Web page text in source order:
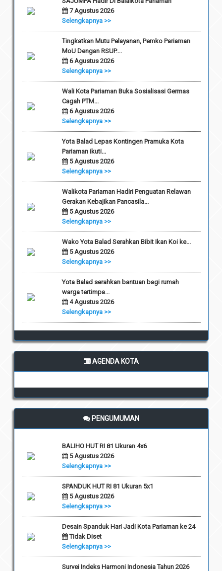
7 Agustus 2026
Selengkapnya >>
Tingkatkan Mutu Pelayanan, Pemko Pariaman
MoU Dengan RSUP....
6 Agustus 2026
Selengkapnya >>
Wali Kota Pariaman Buka Sosialisasi Germas
Cagah PTM...
6 Agustus 2026
Selengkapnya >>
Yota Balad Lepas Kontingen Pramuka Kota
Pariaman ikuti...
5 Agustus 2026
Selengkapnya >>
Walikota Pariaman Hadiri Penguatan Relawan
Gerakan Kebajikan Pancasila...
5 Agustus 2026
Selengkapnya >>
Wako Yota Balad Serahkan Bibit Ikan Koi ke...
5 Agustus 2026
Selengkapnya >>
Yota Balad serahkan bantuan bagi rumah
warga tertimpa...
4 Agustus 2026
Selengkapnya >>
AGENDA KOTA
PENGUMUMAN
BALIHO HUT RI 81 Ukuran 4x6
5 Agustus 2026
Selengkapnya >>
SPANDUK HUT RI 81 Ukuran 5x1
5 Agustus 2026
Selengkapnya >>
Desain Spanduk Hari Jadi Kota Pariaman ke 24
Tidak Diset
Selengkapnya >>
Survei Indeks Harmoni Indonesia Tahun 2026